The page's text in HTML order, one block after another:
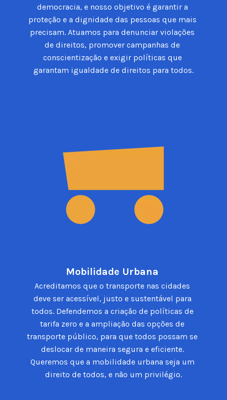
democracia, e nosso objetivo é garantir a
proteção e a dignidade das pessoas que mais
precisam. Atuamos para denunciar violações
de direitos, promover campanhas de
conscientização e exigir políticas que
garantam igualdade de direitos para todos.
Mobilidade Urbana
Acreditamos que o transporte nas cidades
deve ser acessível, justo e sustentável para
todos. Defendemos a criação de políticas de
tarifa zero e a ampliação das opções de
transporte público, para que todos possam se
deslocar de maneira segura e eficiente.
Queremos que a mobilidade urbana seja um
direito de todos, e não um privilégio.